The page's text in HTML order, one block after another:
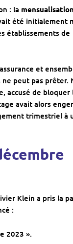
: la
été initialement
établissements de
et
peut pas prêter.
accusé de bloquer
avait alors
trimestriel à
Klein a pris la
:
2023 ».